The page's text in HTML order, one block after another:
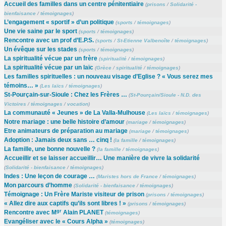
Accueil des familles dans un centre pénitentiaire (prisons /Solidarité -
bienfaisance/témoignages)
L’engagement « sportif » d’un politique (sports /témoignages)
Une vie saine par le sport (sports /témoignages)
Rencontre avec un prof d’E.P.S. (sports /St-Etienne Valbenoîte/témoignages)
Un évêque sur les stades (sports /témoignages)
La spiritualité vécue par un frère (spiritualité/témoignages)
La spiritualité vécue par un laïc (Grèce/ spiritualité/témoignages)
Les familles spirituelles : un nouveau visage d’Eglise ? « Vous serez mes
témoins… » (Les laïcs /témoignages)
St-Pourçain-sur-Sioule : Chez les Frères … (St-Pourçain/Sioule - N.D. des
Victoires /témoignages /vocation)
La communauté « Jeunes » de La Valla-Mulhouse (Les laïcs /témoignages)
Notre mariage : une belle histoire d’amour (mariage/témoignages)
Etre animateurs de préparation au mariage (mariage/témoignages)
Adoption : Jamais deux sans … cinq ! (la famille/témoignages)
La famille, une bonne nouvelle ? (la famille/témoignages)
Accueillir et se laisser accueillir… Une manière de vivre la solidarité
(Solidarité - bienfaisance/témoignages)
Indes : Une leçon de courage … (Maristes hors de France/témoignages)
Mon parcours d’homme (Solidarité - bienfaisance/témoignages)
Témoignage : Un Frère Mariste visiteur de prison (prisons /témoignages)
« Allez dire aux captifs qu’ils sont libres ! » (prisons /témoignages)
Rencontre avec MgrAlain PLANET (témoignages)
Evangéliser avec le « Cours Alpha » (témoignages)